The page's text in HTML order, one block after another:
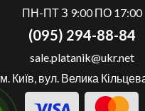
ПН-ПТ З 9:00 ПО 17:00
(095) 294-88-84
sale.platanik@ukr.net
м. Київ, вул. Велика